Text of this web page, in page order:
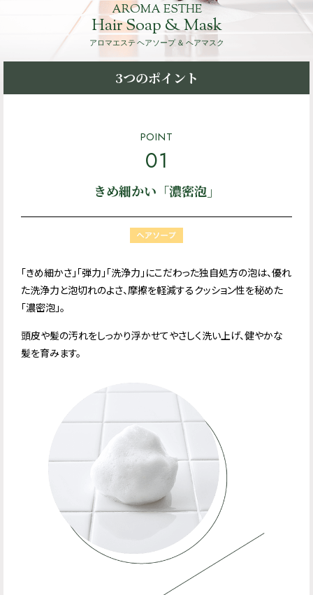
AROMA ESTHE
Hair Soap & Mask
アロマエステ ヘアソープ ＆ ヘアマスク
3つのポイント
POINT
01
きめ細かい「濃密泡」
「きめ細かさ」「弾力」「洗浄力」にこだわった独自処方の泡は、優れ
た洗浄力と泡切れのよさ、摩擦を軽減するクッション性を秘めた
「濃密泡」。
頭皮や髪の汚れをしっかり浮かせてやさしく洗い上げ、健やかな
髪を育みます。